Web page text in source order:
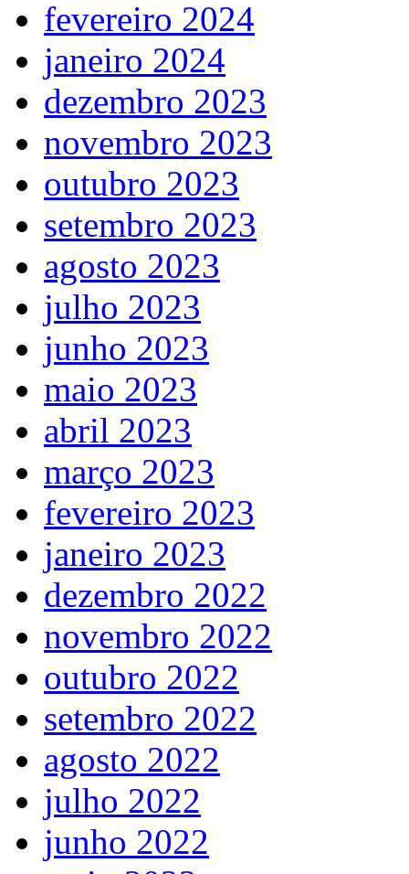
fevereiro 2024
janeiro 2024
dezembro 2023
novembro 2023
outubro 2023
setembro 2023
agosto 2023
julho 2023
junho 2023
maio 2023
abril 2023
março 2023
fevereiro 2023
janeiro 2023
dezembro 2022
novembro 2022
outubro 2022
setembro 2022
agosto 2022
julho 2022
junho 2022